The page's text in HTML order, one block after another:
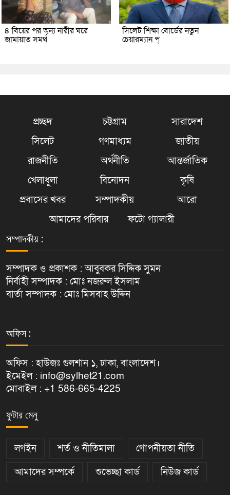
৪ বিয়ের পর অন্য নারীর ঘরে
জামায়াত সমর্থ
সিলেট শিক্ষা বোর্ডের নতুন
চেয়ারম্যান প্
প্রচ্ছদ চট্টগ্রাম
সারাদেশ
সিলেট
গণমাধ্যম
জাতীয়
রাজনীতি
অর্থনীতি
আন্তর্জাতিক
খেলাধুলা
বিনোদন
কৃষি
প্রবাসের খবর
সম্পাদকীয়
আরো
আমাদের পরিবার
ফটো গ্যালারী
সম্পাদকীয় :
সম্পাদক ও প্রকাশক : আবুবকর সিদ্দিক সুমন
নির্বাহী সম্পাদক : মোঃ নজরুল ইসলাম
বার্তা সম্পাদক : মোঃ মিসবাহ উদ্দিন
অফিস :
অফিস : হাউজঃ গুলশান ১, ঢাকা, বাংলাদেশ।
ইমেইল : info@sylhet21.com
মোবাইল : +1 586-665-4225
ফুটার মেনু
লগইন শর্ত ও নীতিমালা
গোপনীয়তা নীতি
আমাদের সম্পর্কে
শুভেচ্ছা কার্ড নিউজ কার্ড